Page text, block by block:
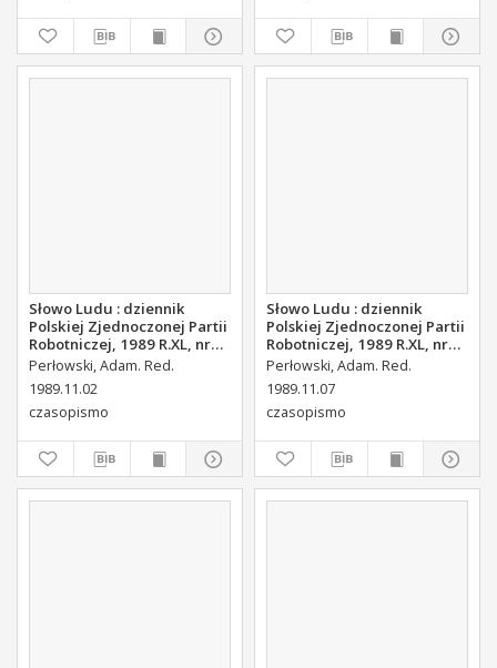
Słowo Ludu : dziennik
Polskiej Zjednoczonej Partii
Robotniczej, 1989 R.XL, nr
254
Perłowski, Adam. Red.
1989.11.02
czasopismo
Słowo Ludu : dziennik
Polskiej Zjednoczonej Partii
Robotniczej, 1989 R.XL, nr
258
Perłowski, Adam. Red.
1989.11.07
czasopismo